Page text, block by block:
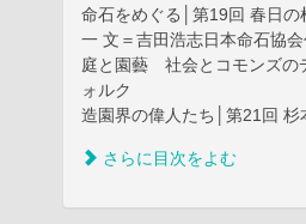
命石をめぐる│第19回 春日
一 文＝吉田浩志日本命石協
庭と園藝 社会とコモンズの
ォルク
造園界の偉人たち│第21回
さらに目次をよむ